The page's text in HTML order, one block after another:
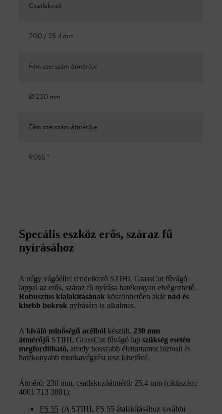
Csatlakozó
20.0 / 25.4 mm
Fém szerszám átmérője
Ø 230 mm
Fém szerszám átmérője
9.055 "
Specális eszköz erős, száraz fű
nyírásához
A négy vágóéllel rendelkező STIHL GrassCut fűvágó
lappal az erős, száraz fű nyírása hatékonyan elvégezhető.
Robusztus kialakításának köszönhetően akár nád és
kisebb bokrok nyírására is alkalmas.
A kiváló minőségű acélból készült, 230 mm
átmérőjű STIHL GrassCut fűvágó lap szükség esetén
megfordítható, amely hosszabb élettartamot biztosít és
hatékonyabb munkavégzést tesz lehetővé.
Átmérő: 230 mm, csatlakozóátmérő: 25,4 mm (cikkszám:
4001 713 3801):
FS 55 (A STIHL FS 55 átalakításához további